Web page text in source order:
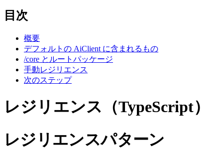
目次
概要
デフォルトの AiClient に含まれるもの
/core とルートパッケージ
手動レジリエンス
次のステップ
レジリエンス（TypeScript）
レジリエンスパターン